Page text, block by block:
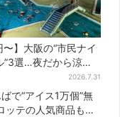
〜】大阪の“市民ナイ
”3選…夜だから涼し
2026.7.31
で“アイス1万個”無
テの人気商品もら